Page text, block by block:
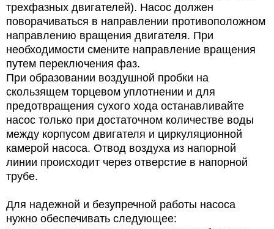
трехфазных двигателей). Насос должен
поворачиваться в направлении противоположном
направлению вращения двигателя. При
необходимости смените направление вращения
путем переключения фаз.
При образовании воздушной пробки на
скользящем торцевом уплотнении и для
предотвращения сухого хода останавливайте
насос только при достаточном количестве воды
между корпусом двигателя и циркуляционной
камерой насоса. Отвод воздуха из напорной
линии происходит через отверстие в напорной
трубе.
Для надежной и безупречной работы насоса
нужно обеспечивать следующее: